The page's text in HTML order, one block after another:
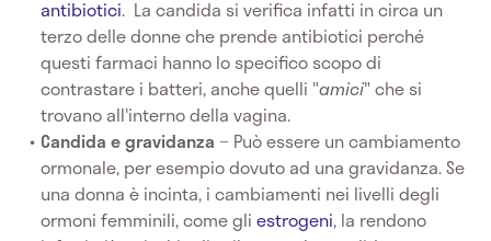
antibiotici. La candida si verifica infatti in circa un
terzo delle donne che prende antibiotici perché
questi farmaci hanno lo specifico scopo di
contrastare i batteri, anche quelli "amici" che si
trovano all'interno della vagina.
Candida e gravidanza− Può essere un cambiamento
ormonale, per esempio dovuto ad una gravidanza. Se
una donna è incinta, i cambiamenti nei livelli degli
ormoni femminili, come gliestrogeni, la rendono